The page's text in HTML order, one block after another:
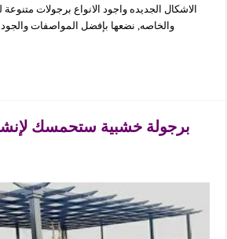
الاشكال الجديده واجود الانواع برجولات متنوعة
والخاصه, نضعها بإفضل المواصفات
برجولة خشبية ستحمسك